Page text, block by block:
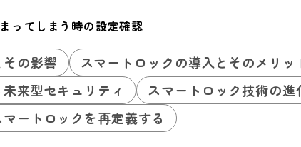
ってしまう時の設定確認
の影響 スマートロックの導入とそのメリッ
来型セキュリティ
スマートロック技術の進
ートロックを再定義する